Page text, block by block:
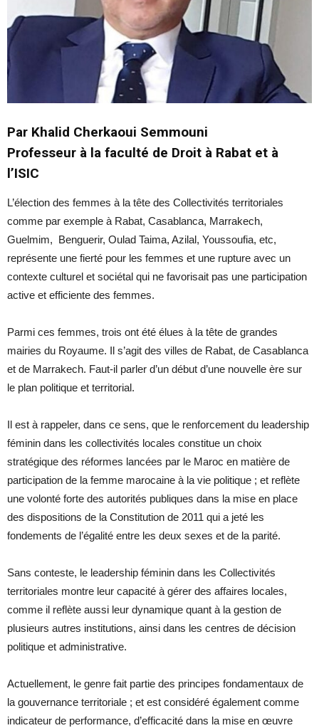
Par Khalid Cherkaoui Semmouni
Professeur à la faculté de Droit à Rabat et à
l’ISIC
L’élection des femmes à la tête des Collectivités territoriales
comme par exemple à Rabat, Casablanca, Marrakech,
Guelmim, Benguerir, Oulad Taima, Azilal, Youssoufia, etc,
représente une fierté pour les femmes et une rupture avec un
contexte culturel et sociétal qui ne favorisait pas une participation
active et efficiente des femmes.
Parmi ces femmes, trois ont été élues à la tête de grandes
mairies du Royaume. Il s’agit des villes de Rabat, de Casablanca
et de Marrakech. Faut-il parler d’un début d’une nouvelle ère sur
le plan politique et territorial.
Il est à rappeler, dans ce sens, que le renforcement du leadership
féminin dans les collectivités locales constitue un choix
stratégique des réformes lancées par le Maroc en matière de
participation de la femme marocaine à la vie politique ; et reflète
une volonté forte des autorités publiques dans la mise en place
des dispositions de la Constitution de 2011 qui a jeté les
fondements de l’égalité entre les deux sexes et de la parité.
Sans conteste, le leadership féminin dans les Collectivités
territoriales montre leur capacité à gérer des affaires locales,
comme il reflète aussi leur dynamique quant à la gestion de
plusieurs autres institutions, ainsi dans les centres de décision
politique et administrative.
Actuellement, le genre fait partie des principes fondamentaux de
la gouvernance territoriale ; et est considéré également comme
indicateur de performance, d’efficacité dans la mise en œuvre